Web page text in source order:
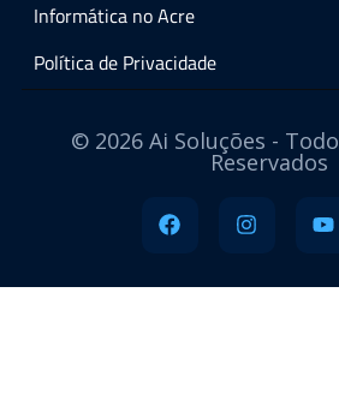
Informática no Acre
Política de Privacidade
© 2026 Ai Soluções -
Reservados